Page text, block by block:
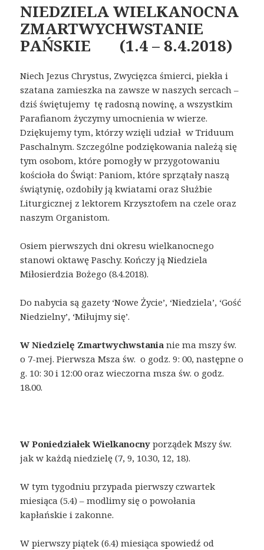
NIEDZIELA WIELKANOCNA
ZMARTWYCHWSTANIE
PAŃSKIE (1.4 – 8.4.2018)
Niech Jezus Chrystus, Zwycięzca śmierci, piekła i
szatana zamieszka na zawsze w naszych sercach –
dziś świętujemy tę radosną nowinę, a wszystkim
Parafianom życzymy umocnienia w wierze.
Dziękujemy tym, którzy wzięli udział w Triduum
Paschalnym. Szczególne podziękowania należą się
tym osobom, które pomogły w przygotowaniu
kościoła do Świąt: Paniom, które sprzątały naszą
świątynię, ozdobiły ją kwiatami oraz Służbie
Liturgicznej z lektorem Krzysztofem na czele oraz
naszym Organistom.
Osiem pierwszych dni okresu wielkanocnego
stanowi oktawę Paschy. Kończy ją Niedziela
Miłosierdzia Bożego (8.4.2018).
Do nabycia są gazety ‘Nowe Życie’, ‘Niedziela’, ‘Gość
Niedzielny’, ‘Miłujmy się’.
W Niedzielę Zmartwychwstania nie ma mszy św.
o 7-mej. Pierwsza Msza św. o godz. 9: 00, następne o
g. 10: 30 i 12:00 oraz wieczorna msza św. o godz.
18.00.
W Poniedziałek Wielkanocny porządek Mszy św.
jak w każdą niedzielę (7, 9, 10.30, 12, 18).
W tym tygodniu przypada pierwszy czwartek
miesiąca (5.4) – modlimy się o powołania
kapłańskie i zakonne.
W pierwszy piątek (6.4) miesiąca spowiedź od